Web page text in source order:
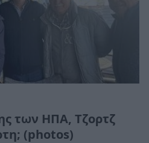
των ΗΠΑ, Τζορτζ
(photos)